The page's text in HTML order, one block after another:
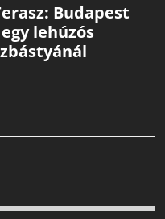
Budapest
lehúzós